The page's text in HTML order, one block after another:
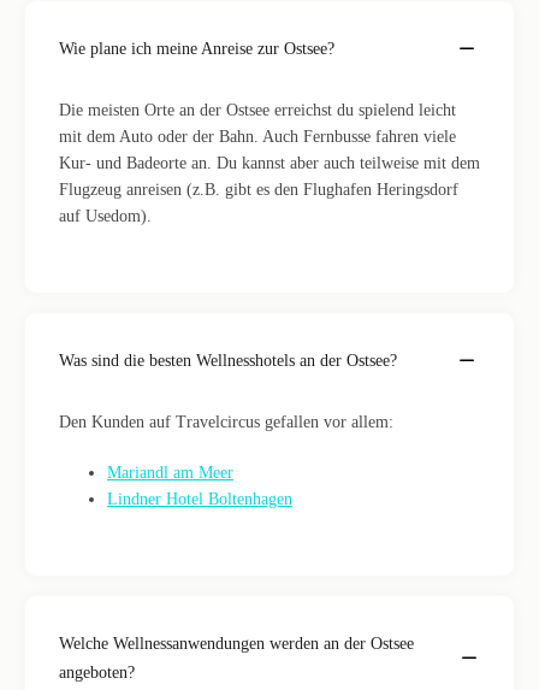
Wie plane ich meine Anreise zur Ostsee?
Die meisten Orte an der Ostsee erreichst du spielend leicht
mit dem Auto oder der Bahn. Auch Fernbusse fahren viele
Kur- und Badeorte an. Du kannst aber auch teilweise mit dem
Flugzeug anreisen (z.B. gibt es den Flughafen Heringsdorf
auf Usedom).
Was sind die besten Wellnesshotels an der Ostsee?
Den Kunden auf Travelcircus gefallen vor allem:
Mariandl am Meer
Lindner Hotel Boltenhagen
Welche Wellnessanwendungen werden an der Ostsee
angeboten?